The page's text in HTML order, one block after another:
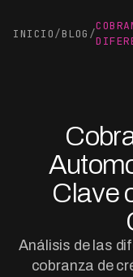
INICIO/BLOG /
Clave
Análisis de las
cobranza de